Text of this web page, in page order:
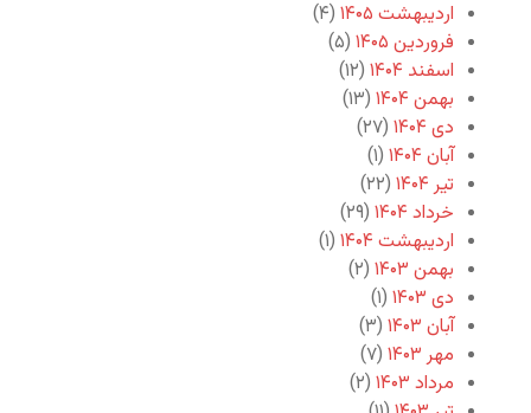
اردیبهشت ۱۴۰۵
(۴)
فروردین ۱۴۰۵
(۵)
اسفند ۱۴۰۴
(۱۲)
بهمن ۱۴۰۴
(۱۳)
دی ۱۴۰۴
(۲۷)
آبان ۱۴۰۴
(۱)
تیر ۱۴۰۴
(۲۲)
خرداد ۱۴۰۴
(۲۹)
اردیبهشت ۱۴۰۴
(۱)
بهمن ۱۴۰۳
(۲)
دی ۱۴۰۳
(۱)
آبان ۱۴۰۳
(۳)
مهر ۱۴۰۳
(۷)
مرداد ۱۴۰۳
(۲)